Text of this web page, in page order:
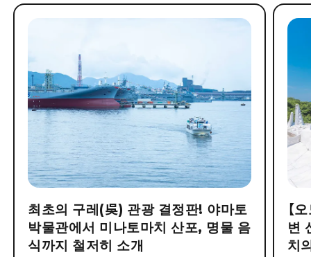
최초의 구레(吳) 관광 결정판! 야마토
박물관에서 미나토마치 산포, 명물 음
식까지 철저히 소개
【
변
치